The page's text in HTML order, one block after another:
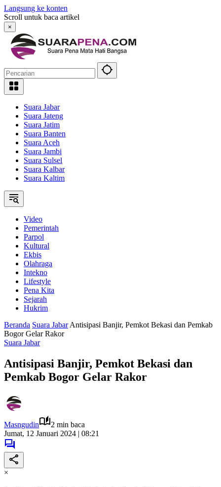
Langsung ke konten
Scroll untuk baca artikel
×
Suara Jabar
Suara Jateng
Suara Jatim
Suara Banten
Suara Aceh
Suara Jambi
Suara Sulsel
Suara Kalbar
Suara Kaltim
Video
Pemerintah
Parpol
Kultural
Ekbis
Olahraga
Intekno
Lifestyle
Pena Kita
Sejarah
Hukrim
Beranda Suara Jabar Antisipasi Banjir, Pemkot Bekasi dan Pemkab
Bogor Gelar Rakor
Suara Jabar
Antisipasi Banjir, Pemkot Bekasi dan
Pemkab Bogor Gelar Rakor
Masngudin
2 min baca
Jumat, 12 Januari 2024 | 08:21
×